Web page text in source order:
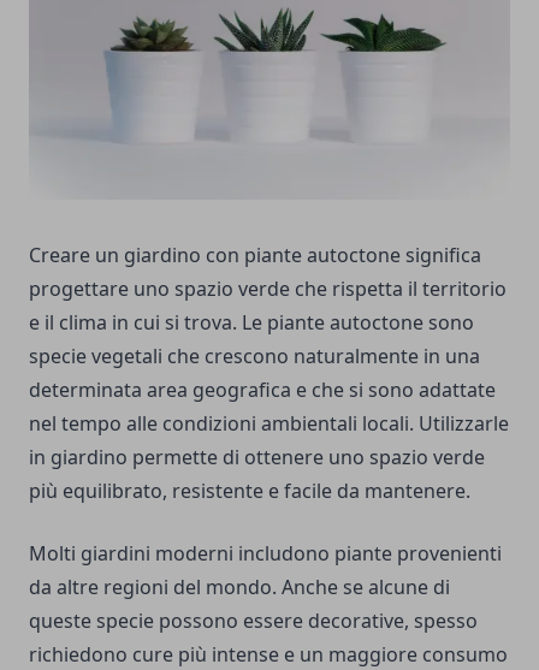
Creare un giardino con piante autoctone significa
progettare uno spazio verde che rispetta il territorio
e il clima in cui si trova. Le piante autoctone sono
specie vegetali che crescono naturalmente in una
determinata area geografica e che si sono adattate
nel tempo alle condizioni ambientali locali. Utilizzarle
in giardino permette di ottenere uno spazio verde
più equilibrato, resistente e facile da mantenere.
Molti giardini moderni includono piante provenienti
da altre regioni del mondo. Anche se alcune di
queste specie possono essere decorative, spesso
richiedono cure più intense e un maggiore consumo